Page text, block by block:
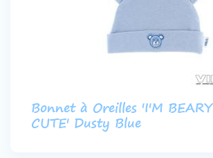
Bonnet à Oreilles 'I'M BEARY
CUTE' Dusty Blue